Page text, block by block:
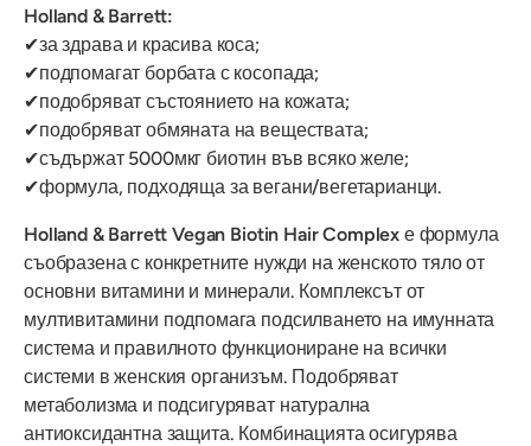
Holland & Barrett:
✔за здрава и красива коса;
✔подпомагат борбата с косопада;
✔подобряват състоянието на кожата;
✔подобряват обмяната на веществата;
✔съдържат 5000мкг биотин във всяко желе;
✔формула, подходяща за вегани/вегетарианци.
Holland & Barrett Vegan Biotin Hair Complex е формула
съобразена с конкретните нужди на женското тяло от
основни витамини и минерали. Комплексът от
мултивитамини подпомага подсилването на имунната
система и правилното функциониране на всички
системи в женския организъм. Подобряват
метаболизма и подсигуряват натурална
антиоксидантна защита. Комбинацията осигурява